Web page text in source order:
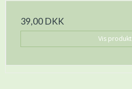
39,00 DKK
Vis produkt